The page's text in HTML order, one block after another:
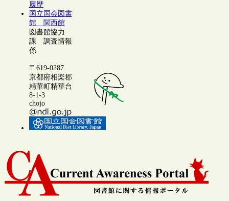
履歴
国立国会図書
館 関西館
図書館協力
課 調査情報
係
〒619-0287
京都府相楽郡
精華町精華台
8-1-3
chojo